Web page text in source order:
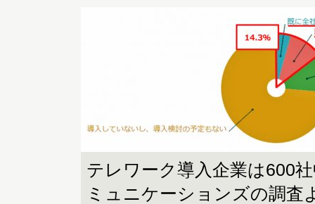
テレワーク導入企業は600
ミュニケーションズの調査